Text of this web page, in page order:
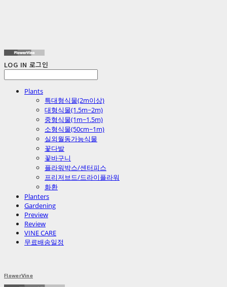
LOG IN 로그인
Plants
특대형식물(2m이상)
대형식물(1.5m~2m)
중형식물(1m~1.5m)
소형식물(50cm~1m)
실외월동가능식물
꽃다발
꽃바구니
플라워박스/센터피스
프리저브드/드라이플라워
화환
Planters
Gardening
Preview
Review
VINE CARE
무료배송일정
FlowerVine